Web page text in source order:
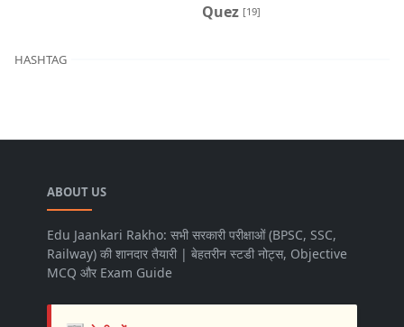
Quez [19]
HASHTAG
ABOUT US
Edu Jaankari Rakho: सभी सरकारी परीक्षाओं (BPSC, SSC,
Railway) की शानदार तैयारी | बेहतरीन स्टडी नोट्स, Objective
MCQ और Exam Guide